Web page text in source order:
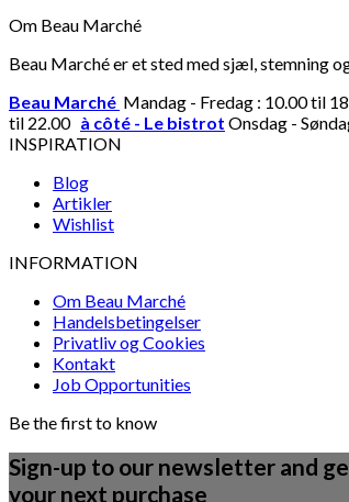
Om Beau Marché
Beau Marché er et sted med sjæl, stemning
Beau Marché Mandag - Fredag : 10.00 til
til 22.00 à côté - Le bistrot Onsdag -
INSPIRATION
Blog
Artikler
Wishlist
INFORMATION
Om Beau Marché
Handelsbetingelser
Privatliv og Cookies
Kontakt
Job Opportunities
Be the first to know
Sign-up to our newsletter and
your next purchase